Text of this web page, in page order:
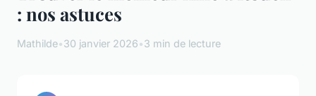
: nos astuces
Mathilde•30 janvier 2026•3 min de lecture